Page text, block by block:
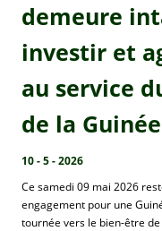
demeure
investir et
au service
de la
10 - 5 - 2026
Ce samedi 09 mai 2026
engagement pour une
tournée vers le bien-être